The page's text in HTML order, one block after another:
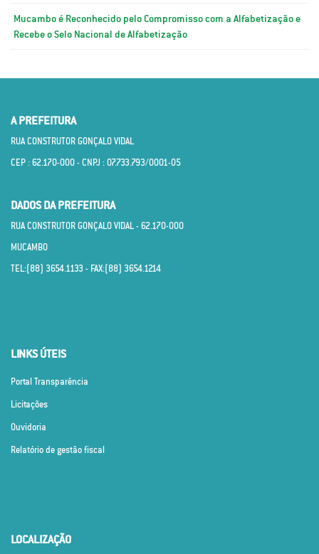
Mucambo é Reconhecido pelo Compromisso com a Alfabetização e
Recebe o Selo Nacional de Alfabetização
A PREFEITURA
RUA CONSTRUTOR GONÇALO VIDAL
CEP : 62.170­-000 - CNPJ : 07.733.793/0001­-05
DADOS DA PREFEITURA
RUA CONSTRUTOR GONÇALO VIDAL - 62.170­-000
MUCAMBO
TEL:(88) 3654.1133 - FAX:(88) 3654.1214
LINKS ÚTEIS
Portal Transparência
Licitações
Ouvidoria
Relatório de gestão fiscal
LOCALIZAÇÃO